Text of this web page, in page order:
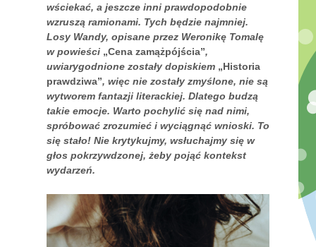
wściekać, a jeszcze inni prawdopodobnie
wzruszą ramionami. Tych będzie najmniej.
Losy Wandy, opisane przez Weronikę Tomalę
w powieści „Cena zamążpójścia”,
uwiarygodnione zostały dopiskiem „Historia
prawdziwa”, więc nie zostały zmyślone, nie są
wytworem fantazji literackiej. Dlatego budzą
takie emocje. Warto pochylić się nad nimi,
spróbować zrozumieć i wyciągnąć wnioski. To
się stało! Nie krytykujmy, wsłuchajmy się w
głos pokrzywdzonej, żeby pojąć kontekst
wydarzeń.